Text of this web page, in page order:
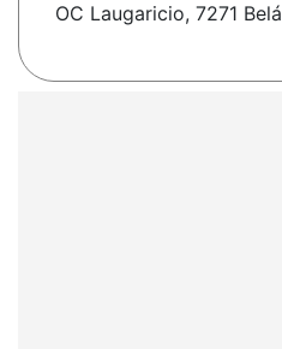
OC Laugaricio, 7271 Belá